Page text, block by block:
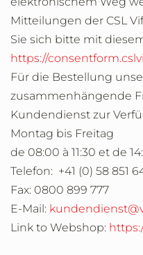
Mitteilungen der CSL
Sie sich bitte mit
https://
Für die Bestellung
zusammenhängende
Kundendienst zur
Montag bis Freitag
de 08:00 à 11:30 et de
Telefon: +41 (0) 58 851
Fax: 0800 899 777
E-Mail:
Link to Webshop: